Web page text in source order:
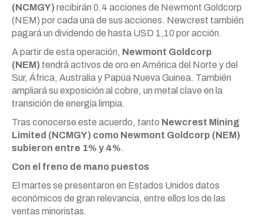
(NCMGY)recibirán 0.4 acciones de Newmont Goldcorp
(NEM) por cada una de sus acciones. Newcrest también
pagará un dividendo de hasta USD 1,10 por acción.
A partir de esta operación, Newmont Goldcorp
(NEM) tendrá activos de oro en América del Norte y del
Sur, África, Australia y Papúa Nueva Guinea. También
ampliará su exposición al cobre, un metal clave en la
transición de energía limpia.
Tras conocerse este acuerdo, tanto Newcrest Mining
Limited (NCMGY) como Newmont Goldcorp (NEM)
subieron entre 1% y 4%.
Con el freno de mano puestos
El martes se presentaron en Estados Unidos datos
económicos de gran relevancia, entre ellos los de las
ventas minoristas.